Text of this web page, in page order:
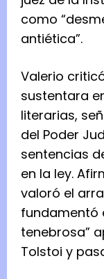
como
antiética”.
Valerio
sustentara
literarias,
del Poder
sentencias
en la ley.
valoró el
fundamentó
tenebrosa”
Tolstoi y